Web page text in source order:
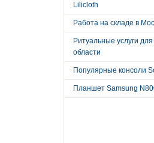
Lilicloth
Работа на складе в
Ритуальные услуги
области
Популярные консоли
Планшет Samsung